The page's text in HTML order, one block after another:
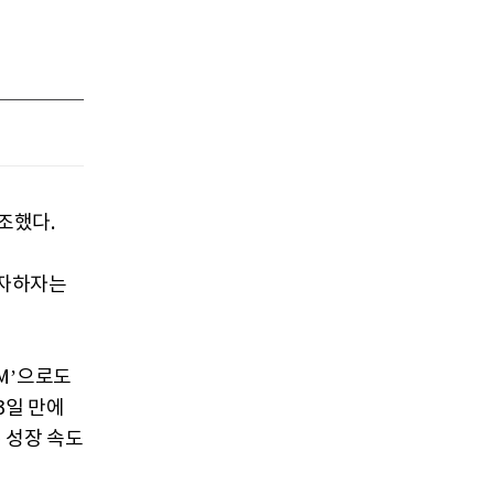
했다.
하자는
으로도
만에
장 속도